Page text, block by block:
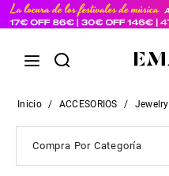
Inicio / ACCESORIOS / Jewelry
Compra Por Categoría